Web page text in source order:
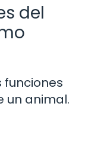
del
funciones
un animal.